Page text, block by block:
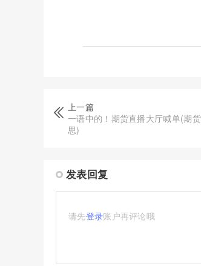
上一篇
一语中的！期货直播大厅喊单(期
思)
发表回复
请先登录账户再评论哦